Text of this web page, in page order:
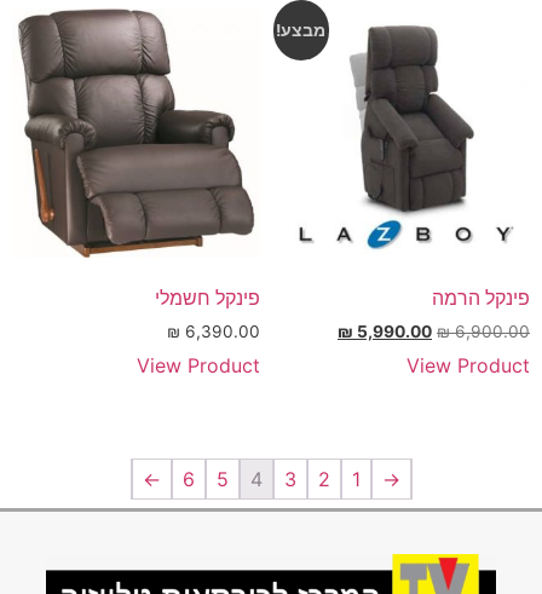
מבצע!
פינקל הרמה
₪6,900.00
₪ 5,990.00
View Product
פינקל חשמלי
₪ 6,390.00
View Product
→
1
2
3
4
5
6
←